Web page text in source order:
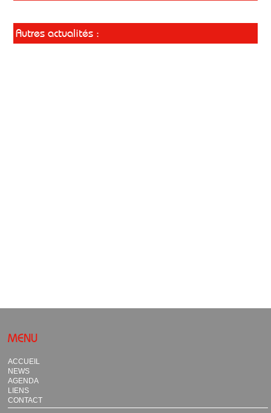
Autres actualités :
MENU
ACCUEIL
NEWS
AGENDA
LIENS
CONTACT